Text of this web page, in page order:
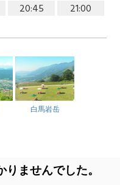
20:45 21:00
白馬岩岳